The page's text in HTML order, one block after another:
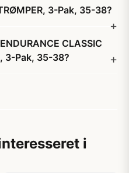
3-Pak, 35-38?
CLASSIC
3-Pak, 35-38?
i